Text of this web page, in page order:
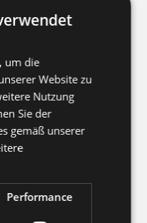
aus
Welt
am
in Frankfurt
mit einzigartigen
Jeder Tattoo
um die
Website zu
Nutzung
Sie der
gemäß unserer
Performance